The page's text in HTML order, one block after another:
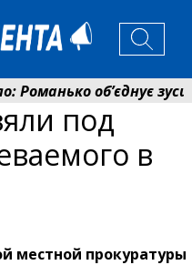
об’єднує
0,2 млрд грн
под
в
местной прокуратуры